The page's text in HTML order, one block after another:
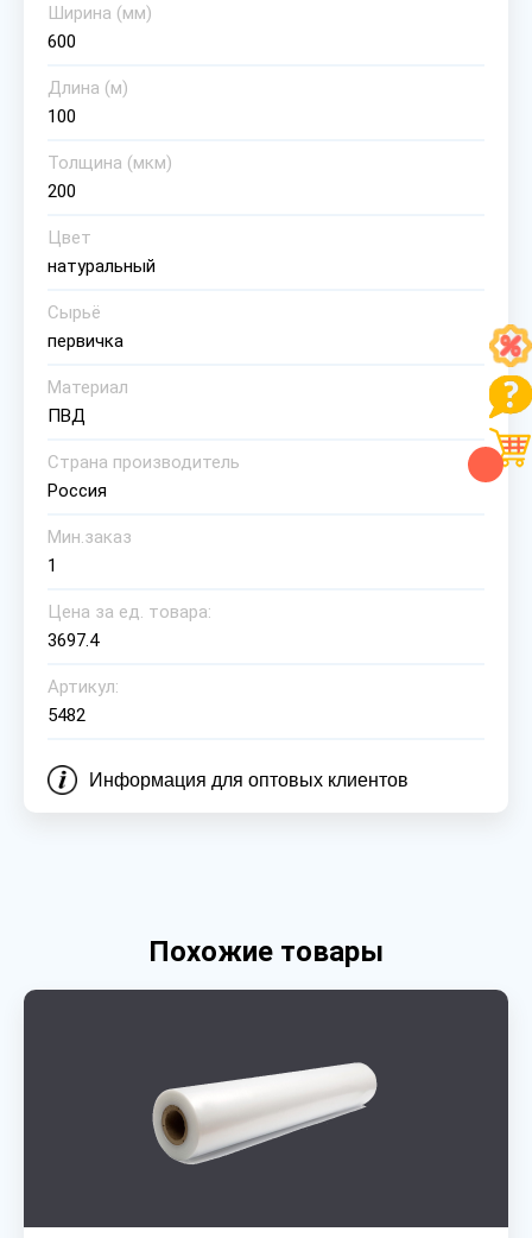
Ширина (мм)
600
Длина (м)
100
Толщина (мкм)
200
Цвет
натуральный
Сырьё
первичка
Материал
ПВД
Страна производитель
Россия
Мин.заказ
1
Цена за ед. товара:
3697.4
Артикул:
5482
Информация для оптовых клиентов
Похожие товары